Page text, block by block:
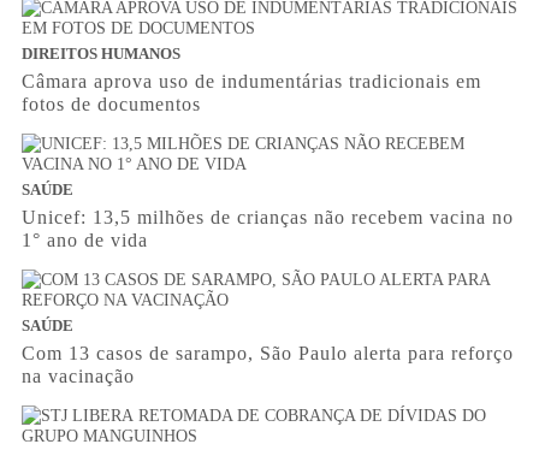
DIREITOS HUMANOS
Câmara aprova uso de indumentárias tradicionais em
fotos de documentos
SAÚDE
Unicef: 13,5 milhões de crianças não recebem vacina no
1° ano de vida
SAÚDE
Com 13 casos de sarampo, São Paulo alerta para reforço
na vacinação